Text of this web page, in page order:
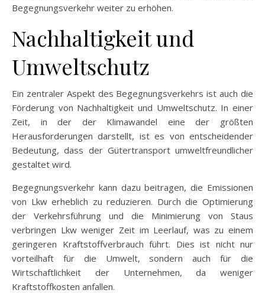
Begegnungsverkehr weiter zu erhöhen.
Nachhaltigkeit und
Umweltschutz
Ein zentraler Aspekt des Begegnungsverkehrs ist auch die
Förderung von Nachhaltigkeit und Umweltschutz. In einer
Zeit, in der der Klimawandel eine der größten
Herausforderungen darstellt, ist es von entscheidender
Bedeutung, dass der Gütertransport umweltfreundlicher
gestaltet wird.
Begegnungsverkehr kann dazu beitragen, die Emissionen
von Lkw erheblich zu reduzieren. Durch die Optimierung
der Verkehrsführung und die Minimierung von Staus
verbringen Lkw weniger Zeit im Leerlauf, was zu einem
geringeren Kraftstoffverbrauch führt. Dies ist nicht nur
vorteilhaft für die Umwelt, sondern auch für die
Wirtschaftlichkeit der Unternehmen, da weniger
Kraftstoffkosten anfallen.